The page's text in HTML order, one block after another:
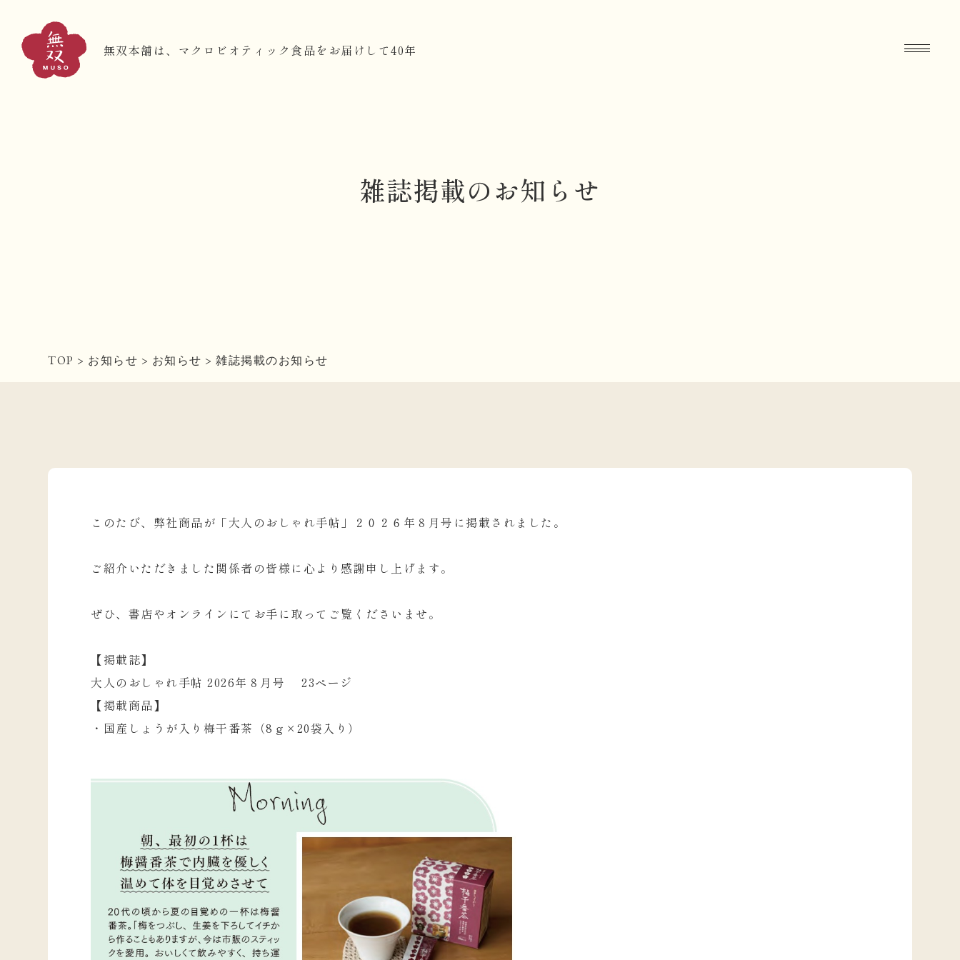
無双本舗は、マクロビオティック食品をお届けして40年
雑誌掲載のお知らせ
TOP > お知らせ > お知らせ >雑誌掲載のお知らせ
このたび、弊社商品が「大人のおしゃれ手帖」２０２６年８月号に掲載されました。
ご紹介いただきました関係者の皆様に心より感謝申し上げます。
ぜひ、書店やオンラインにてお手に取ってご覧くださいませ。
【掲載誌】
大人のおしゃれ手帖 2026年８月号 23ページ
【掲載商品】
・国産しょうが入り梅干番茶（8ｇ×20袋入り）